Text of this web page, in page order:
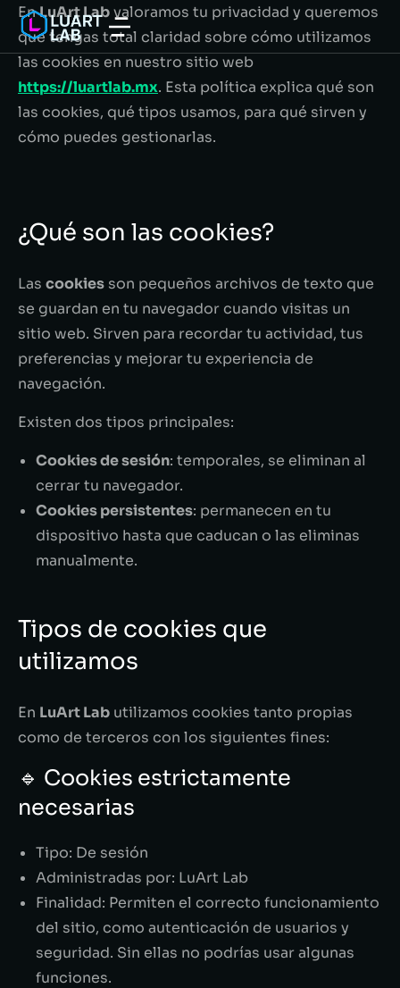
EnLuArt Labvaloramos tu privacidad y queremos
que tengas total claridad sobre cómo utilizamos
las cookies en nuestro sitio web
https://luartlab.mx. Esta política explica qué son
las cookies, qué tipos usamos, para qué sirven y
cómo puedes gestionarlas.
¿Qué son las cookies?
Las cookies son pequeños archivos de texto que
se guardan en tu navegador cuando visitas un
sitio web. Sirven para recordar tu actividad, tus
preferencias y mejorar tu experiencia de
navegación.
Existen dos tipos principales:
Cookies de sesión: temporales, se eliminan al
cerrar tu navegador.
Cookies persistentes: permanecen en tu
dispositivo hasta que caducan o las eliminas
manualmente.
Tipos de cookies que
utilizamos
En LuArt Lab utilizamos cookies tanto propias
como de terceros con los siguientes fines:
🔹 Cookies estrictamente
necesarias
Tipo: De sesión
Administradas por: LuArt Lab
Finalidad: Permiten el correcto funcionamiento
del sitio, como autenticación de usuarios y
seguridad. Sin ellas no podrías usar algunas
funciones.